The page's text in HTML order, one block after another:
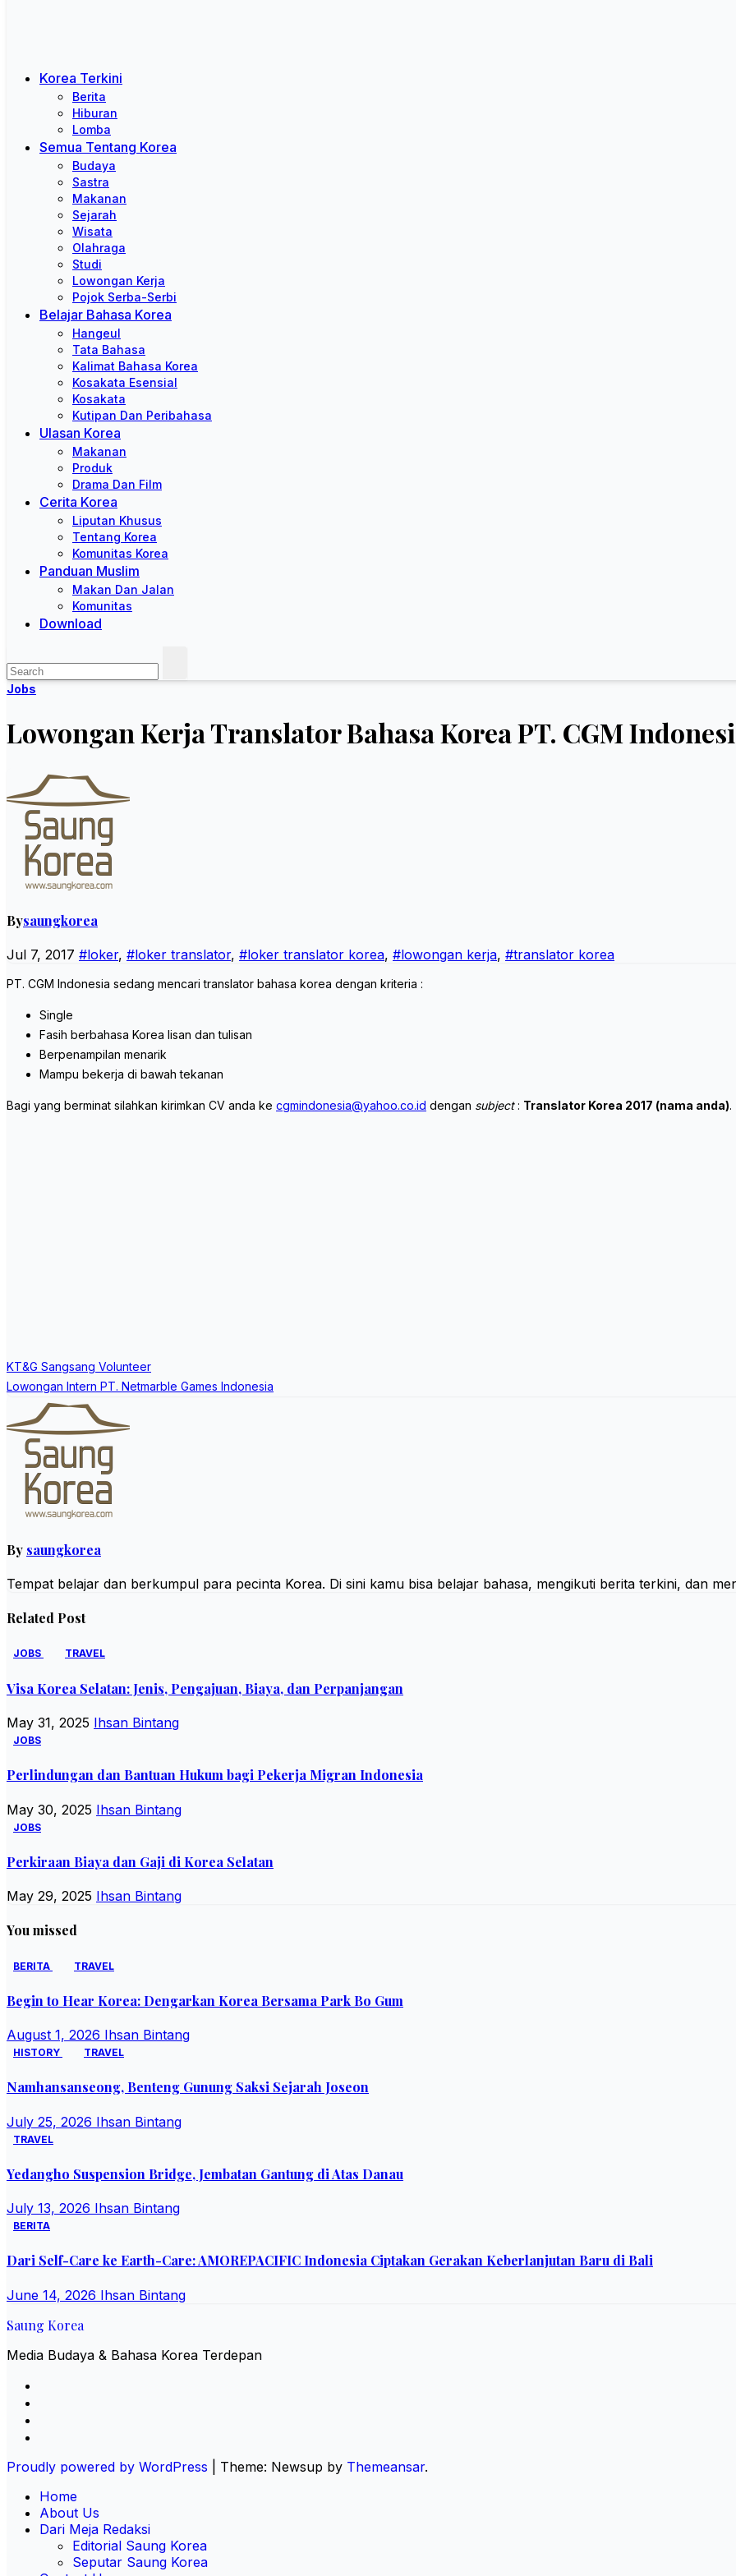
Korea Terkini
Berita
Hiburan
Lomba
Semua Tentang Korea
Budaya
Sastra
Makanan
Sejarah
Wisata
Olahraga
Studi
Lowongan Kerja
Pojok Serba-Serbi
Belajar Bahasa Korea
Hangeul
Tata Bahasa
Kalimat Bahasa Korea
Kosakata Esensial
Kosakata
Kutipan Dan Peribahasa
Ulasan Korea
Makanan
Produk
Drama Dan Film
Cerita Korea
Liputan Khusus
Tentang Korea
Komunitas Korea
Panduan Muslim
Makan Dan Jalan
Komunitas
Download
Jobs
Lowongan Kerja Translator Bahasa Korea PT. CGM
Bysaungkorea
Jul 7, 2017 #loker, #loker translator, #loker translator korea, #lowongan kerja, #translator korea
PT. CGM Indonesia sedang mencari translator bahasa korea dengan kriteria :
Single
Fasih berbahasa Korea lisan dan tulisan
Berpenampilan menarik
Mampu bekerja di bawah tekanan
Bagi yang berminat silahkan kirimkan CV anda ke cgmindonesia@yahoo.co.id dengan subject: Translator Korea 2017 (nama anda).
Post
navigation
KT&G Sangsang Volunteer
Lowongan Intern PT. Netmarble Games Indonesia
By saungkorea
Tempat belajar dan berkumpul para pecinta Korea. Di sini kamu bisa belajar bahasa, mengikuti berita terkini, dan
Related Post
JOBS TRAVEL
Visa Korea Selatan: Jenis, Pengajuan, Biaya, dan Perpanjangan
May 31, 2025 Ihsan Bintang
JOBS
Perlindungan dan Bantuan Hukum bagi Pekerja Migran Indonesia
May 30, 2025 Ihsan Bintang
JOBS
Perkiraan Biaya dan Gaji di Korea Selatan
May 29, 2025 Ihsan Bintang
You missed
BERITA TRAVEL
Begin to Hear Korea: Dengarkan Korea Bersama Park Bo Gum
August 1, 2026 Ihsan Bintang
HISTORY TRAVEL
Namhansanseong, Benteng Gunung Saksi Sejarah Joseon
July 25, 2026 Ihsan Bintang
TRAVEL
Yedangho Suspension Bridge, Jembatan Gantung di Atas Danau
July 13, 2026 Ihsan Bintang
BERITA
Dari Self-Care ke Earth-Care: AMOREPACIFIC Indonesia Ciptakan Gerakan Keberlanjutan Baru di Bali
June 14, 2026 Ihsan Bintang
Saung Korea
Media Budaya & Bahasa Korea Terdepan
Proudly powered by WordPress Theme: Newsup by Themeansar.
Home
About Us
Dari Meja Redaksi
Editorial Saung Korea
Seputar Saung Korea